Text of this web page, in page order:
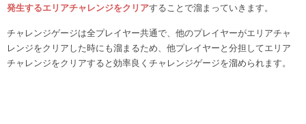
発生するエリアチャレンジをクリアすることで溜まっていきます。
チャレンジゲージは全プレイヤー共通で、他のプレイヤーがエリアチャ
レンジをクリアした時にも溜まるため、他プレイヤーと分担してエリア
チャレンジをクリアすると効率良くチャレンジゲージを溜められます。